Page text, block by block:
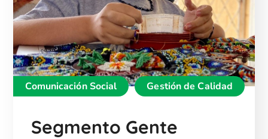
Comunicación Social Gestión de Calidad
Segmento Gente